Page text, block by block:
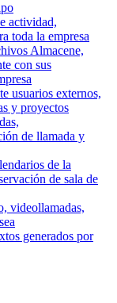
actividad,
toda la empresa
Almacene,
con sus
usuarios externos,
y proyectos
de llamada y
de la
de sala de
videollamadas,
generados por